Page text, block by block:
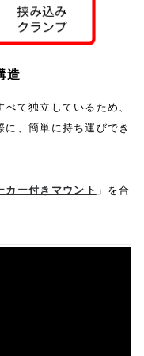
造
て独立しているため、
、簡単に持ち運びでき
カー付きマウント 」を合